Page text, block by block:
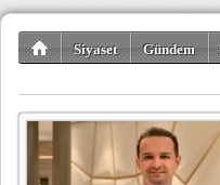
Siyaset Gündem